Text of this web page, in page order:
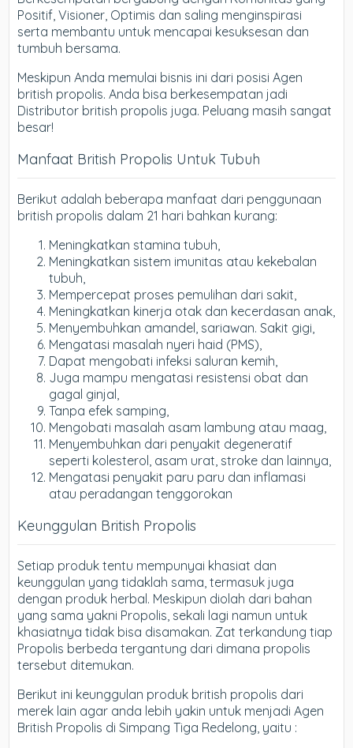
Positif, Visioner, Optimis dan saling menginspirasi
serta membantu untuk mencapai kesuksesan dan
tumbuh bersama.
Meskipun Anda memulai bisnis ini dari posisi Agen
british propolis. Anda bisa berkesempatan jadi
Distributor british propolis juga. Peluang masih sangat
besar!
Manfaat British Propolis Untuk Tubuh
Berikut adalah beberapa manfaat dari penggunaan
british propolis dalam 21 hari bahkan kurang:
Meningkatkan stamina tubuh,
Meningkatkan sistem imunitas atau kekebalan
tubuh,
Mempercepat proses pemulihan dari sakit,
Meningkatkan kinerja otak dan kecerdasan anak,
Menyembuhkan amandel, sariawan. Sakit gigi,
Mengatasi masalah nyeri haid (PMS),
Dapat mengobati infeksi saluran kemih,
Juga mampu mengatasi resistensi obat dan
gagal ginjal,
Tanpa efek samping,
Mengobati masalah asam lambung atau maag,
Menyembuhkan dari penyakit degeneratif
seperti kolesterol, asam urat, stroke dan lainnya,
Mengatasi penyakit paru paru dan inflamasi
atau peradangan tenggorokan
Keunggulan British Propolis
Setiap produk tentu mempunyai khasiat dan
keunggulan yang tidaklah sama, termasuk juga
dengan produk herbal. Meskipun diolah dari bahan
yang sama yakni Propolis, sekali lagi namun untuk
khasiatnya tidak bisa disamakan. Zat terkandung tiap
Propolis berbeda tergantung dari dimana propolis
tersebut ditemukan.
Berikut ini keunggulan produk british propolis dari
merek lain agar anda lebih yakin untuk menjadi Agen
British Propolis di Simpang Tiga Redelong, yaitu :